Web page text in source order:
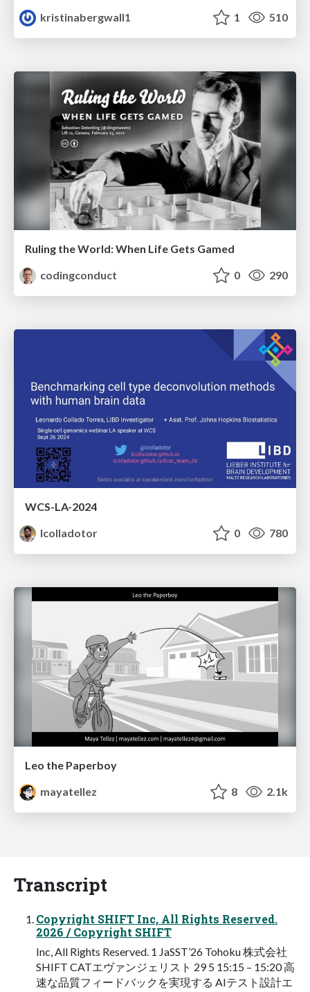
kristinabergwall1
1 510
Ruling the World: When Life Gets Gamed
codingconduct
0 290
WCS-LA-2024
lcolladotor
0 780
Leo the Paperboy
mayatellez
8 2.1k
Transcript
Copyright SHIFT Inc, All Rights Reserved.
2026 / Copyright SHIFT
Inc, All Rights Reserved. 1 JaSST’26 Tohoku 株式会社
SHIFT CATエヴァンジェリスト 29 5 15:15 – 15:20 高
速な品質フィードバックを実現する AIテスト設計エ